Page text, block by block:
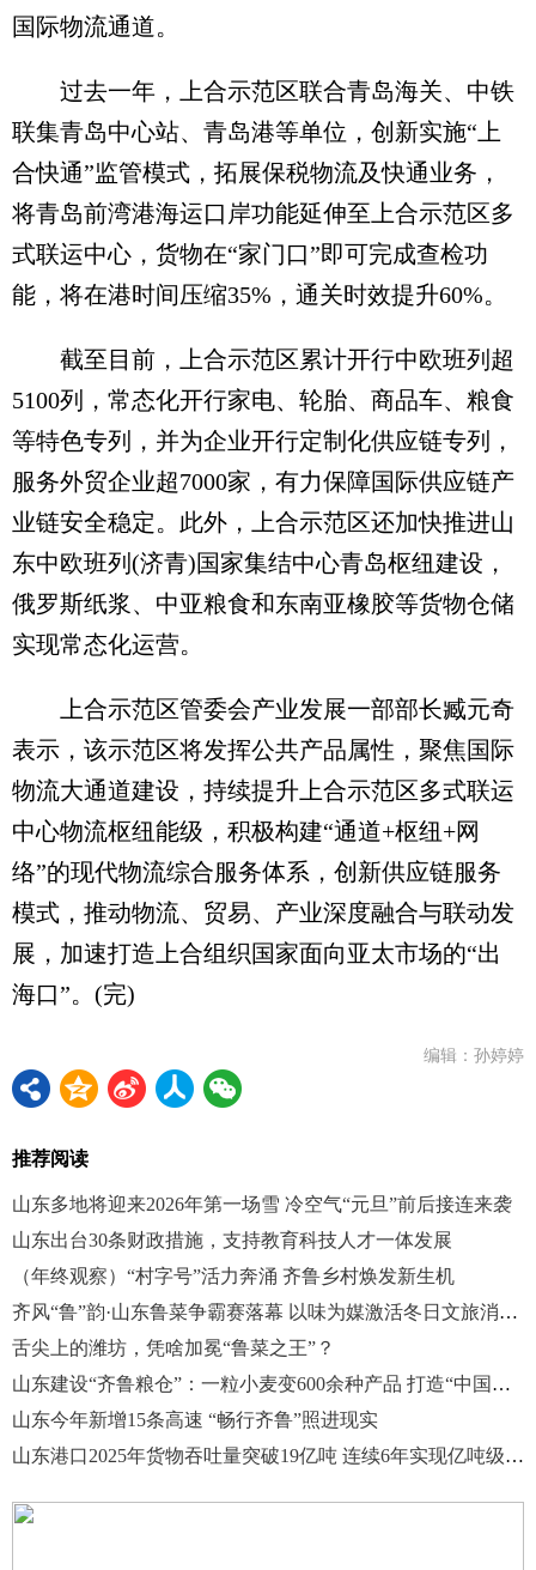
国际物流通道。
过去一年，上合示范区联合青岛海关、中铁
联集青岛中心站、青岛港等单位，创新实施“上
合快通”监管模式，拓展保税物流及快通业务，
将青岛前湾港海运口岸功能延伸至上合示范区多
式联运中心，货物在“家门口”即可完成查检功
能，将在港时间压缩35%，通关时效提升60%。
截至目前，上合示范区累计开行中欧班列超
5100列，常态化开行家电、轮胎、商品车、粮食
等特色专列，并为企业开行定制化供应链专列，
服务外贸企业超7000家，有力保障国际供应链产
业链安全稳定。此外，上合示范区还加快推进山
东中欧班列(济青)国家集结中心青岛枢纽建设，
俄罗斯纸浆、中亚粮食和东南亚橡胶等货物仓储
实现常态化运营。
上合示范区管委会产业发展一部部长臧元奇
表示，该示范区将发挥公共产品属性，聚焦国际
物流大通道建设，持续提升上合示范区多式联运
中心物流枢纽能级，积极构建“通道+枢纽+网
络”的现代物流综合服务体系，创新供应链服务
模式，推动物流、贸易、产业深度融合与联动发
展，加速打造上合组织国家面向亚太市场的“出
海口”。(完)
编辑：孙婷婷
推荐阅读
山东多地将迎来2026年第一场雪 冷空气“元旦”前后接连来袭
山东出台30条财政措施，支持教育科技人才一体发展
（年终观察）“村字号”活力奔涌 齐鲁乡村焕发新生机
齐风“鲁”韵·山东鲁菜争霸赛落幕 以味为媒激活冬日文旅消费新动能
舌尖上的潍坊，凭啥加冕“鲁菜之王”？
山东建设“齐鲁粮仓”：一粒小麦变600余种产品 打造“中国食用植物油田”
山东今年新增15条高速 “畅行齐鲁”照进现实
山东港口2025年货物吞吐量突破19亿吨 连续6年实现亿吨级增长